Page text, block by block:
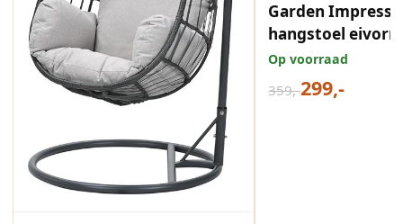
Garden
hangstoel
natural desert
Op voorraad
359,-299,-